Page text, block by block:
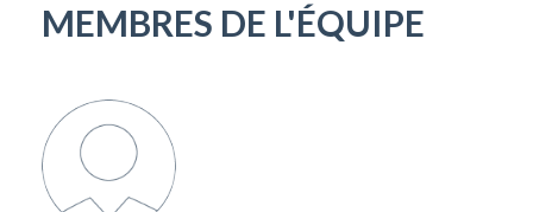
MEMBRES DE L'ÉQUIPE